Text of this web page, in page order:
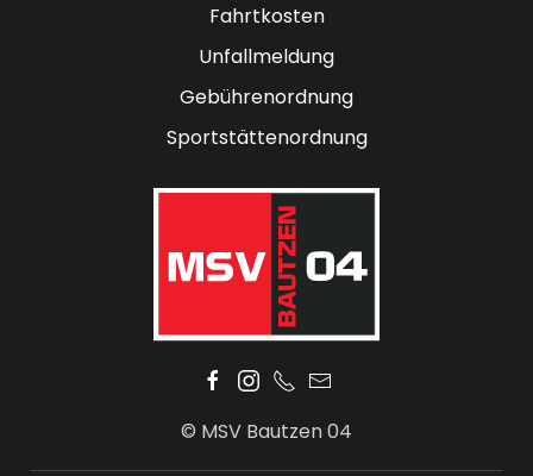
Fahrtkosten
Unfallmeldung
Gebührenordnung
Sportstättenordnung
© MSV Bautzen 04